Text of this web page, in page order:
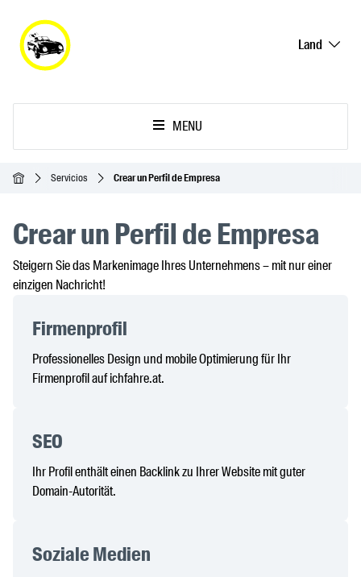
Land
MENU
Inicio Servicios Crear un Perfil de Empresa
Crear un Perfil de Empresa
Steigern Sie das Markenimage Ihres Unternehmens – mit nur einer
einzigen Nachricht!
Firmenprofil
Professionelles Design und mobile Optimierung für Ihr
Firmenprofil auf ichfahre.at.
SEO
Ihr Profil enthält einen Backlink zu Ihrer Website mit guter
Domain-Autorität.
Soziale Medien